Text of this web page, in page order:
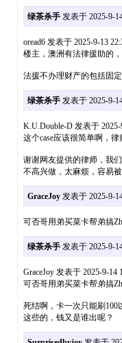
绿茶杀手发表于 2025-9-
oread6 发表于 2025-9-13
楼主，澳洲有法律援助的
法援不办理财产的包括固定
绿茶杀手发表于 2025-9-
K.U.Double-D 发表于 2025-
这个case应该很简单啊，
谢谢网友提供的律师，我
不高兴做，太麻烦，容易
GraceJoy发表于 2025-9-
可否哥用弟买菜卡帮弟搞
绿茶杀手发表于 2025-9-
GraceJoy 发表于 2025-9-14
可否哥用弟买菜卡帮弟搞
死结啊，卡一次只能刷
这些的，钱又是谁出呢？